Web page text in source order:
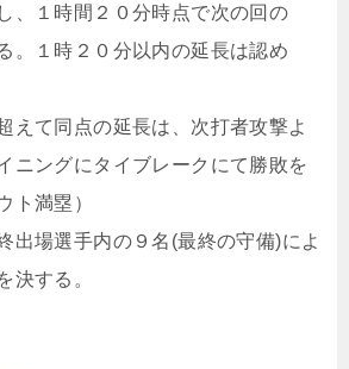
、１時間２０分時点で次の回の
。１時２０分以内の延長は認め
えて同点の延長は、次打者攻撃よ
ニングにタイブレークにて勝敗を
ト満塁）
出場選手内の９名(最終の守備)によ
決する。